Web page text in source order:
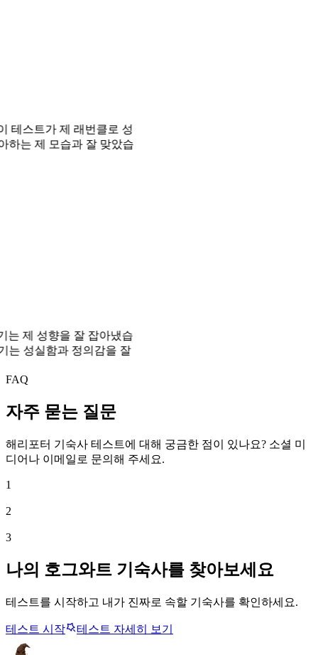
가 제 래번클로 성
모습과 잘 맞았습
성향을 잘 잡아냈습
함과 정의감을 잘
FAQ
자주 묻는 질문
해리포터 기숙사 테스트에 대해 궁금한 점이 있나요? 소셜 미
디어나 이메일로 문의해 주세요.
1
2
3
나의 호그와트 기숙사를 찾아보세요
테스트를 시작하고 내가 진짜로 속할 기숙사를 확인하세요.
테스트 시작 테스트 자세히 보기